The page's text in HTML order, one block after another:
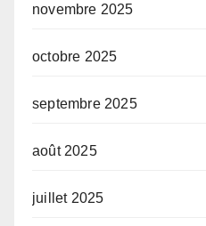
novembre 2025
octobre 2025
septembre 2025
août 2025
juillet 2025